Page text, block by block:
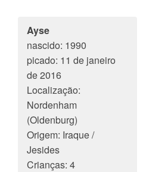
Ayse
nascido: 1990
picado: 11 de janeiro
de 2016
Localização:
Nordenham
(Oldenburg)
Origem: Iraque /
Jesides
Crianças: 4